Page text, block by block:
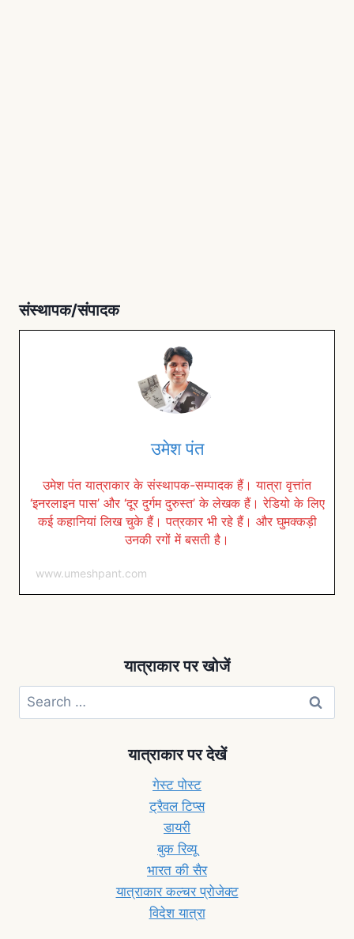
संस्थापक/संपादक
उमेश पंत
उमेश पंत यात्राकार के संस्थापक-सम्पादक हैं। यात्रा वृत्तांत
‘इनरलाइन पास’ और ‘दूर दुर्गम दुरुस्त’ के लेखक हैं। रेडियो के लिए
कई कहानियां लिख चुके हैं। पत्रकार भी रहे हैं। और घुमक्कड़ी
उनकी रगों में बसती है।
www.umeshpant.com
यात्राकार पर खोजें
यात्राकार पर देखें
गेस्ट पोस्ट
ट्रैवल टिप्स
डायरी
बुक रिव्यू
भारत की सैर
यात्राकार कल्चर प्रोजेक्ट
विदेश यात्रा